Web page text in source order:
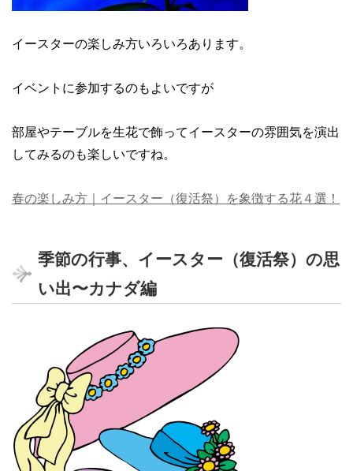
イースターの楽しみ方いろいろあります。
イベントに参加するのもよいですが
部屋やテーブルを生花で飾ってイースターの雰囲気を演出
してみるのも楽しいですね。
春の楽しみ方｜イースター（復活祭）を象徴する花４選！
季節の行事、イースター（復活祭）の思
い出〜カナダ編